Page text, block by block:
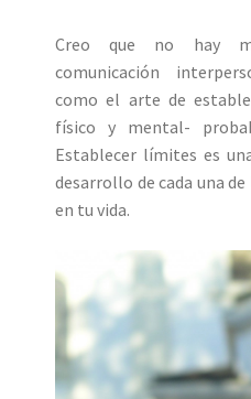
Creo que no hay
comunicación
como el arte de
físico y mental-
Establecer límites es
desarrollo de cada una
en tu vida.